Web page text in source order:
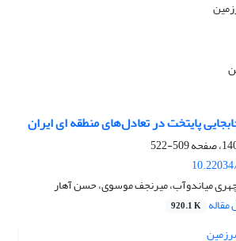
پایتخت در تعادل‌های منطقه ای ایران
509-522
میاندوآب، میرنجف موسوی، حسن آهار
920.1 K